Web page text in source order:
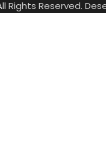
Rights Reserved.